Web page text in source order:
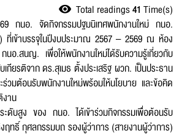
Total readings41 Time(s)
กนอ. จัดกิจกรรมปฐมนิเทศพนักงานใหม่ กนอ.
เข้าบรรจุในปีงบประมาณ 2567 – 2569 ณ ห้อง
.สนญ. เพื่อให้พนักงานใหม่ได้รับความรู้เกี่ยวกับ
กียรติจาก ดร.สุเมธ ตั้งประเสริฐ ผวก. เป็นประธาน
ร่วมต้อนรับพนักงานใหม่พร้อมให้นโยบาย และข้อคิด
งาน
ดับสูง ของ กนอ. ได้เข้าร่วมกิจกรรมเพื่อต้อนรับ
ฤทธิ์ กุศลกรรมบถ รองผู้ว่าการ (สายงานผู้ว่าการ)